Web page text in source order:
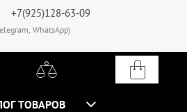
+7(925)128-63-09
WhatsApp)
ТОВАРОВ